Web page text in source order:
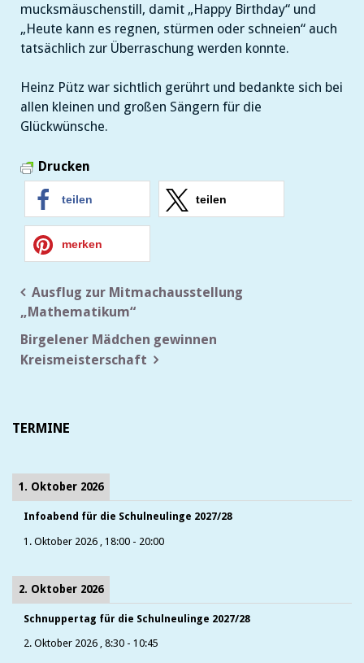
mucksmäuschenstill, damit „Happy Birthday“ und
„Heute kann es regnen, stürmen oder schneien“ auch
tatsächlich zur Überraschung werden konnte.
Heinz Pütz war sichtlich gerührt und bedankte sich bei
allen kleinen und großen Sängern für die
Glückwünsche.
Drucken
teilen teilen
merken
Beitragsnavigation
Ausflug zur Mitmachausstellung
„Mathematikum“
Birgelener Mädchen gewinnen
Kreismeisterschaft
TERMINE
1. Oktober 2026
Infoabend für die Schulneulinge 2027/28
1. Oktober 2026 , 18:00 - 20:00
2. Oktober 2026
Schnuppertag für die Schulneulinge 2027/28
2. Oktober 2026 , 8:30 - 10:45